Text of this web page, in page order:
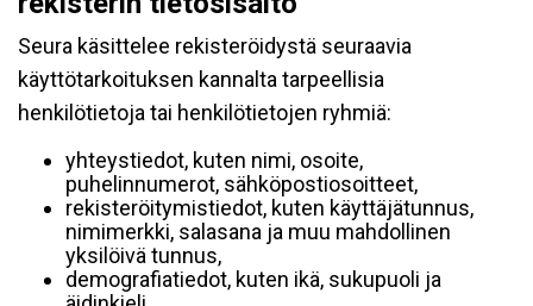
Seura käsittelee rekisteröidystä seuraavia
käyttötarkoituksen kannalta tarpeellisia
henkilötietoja tai henkilötietojen ryhmiä:
yhteystiedot, kuten nimi, osoite,
puhelinnumerot, sähköpostiosoitteet,
rekisteröitymistiedot, kuten käyttäjätunnus,
nimimerkki, salasana ja muu mahdollinen
yksilöivä tunnus,
demografiatiedot, kuten ikä, sukupuoli ja